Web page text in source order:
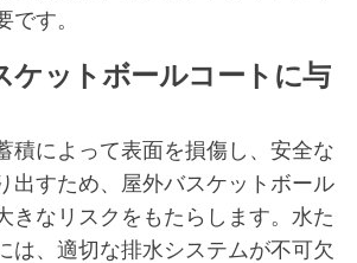
す。
ケットボールコートに与
積によって表面を損傷し、安全な
出すため、屋外バスケットボール
きなリスクをもたらします。水た
は、適切な排水システムが不可欠